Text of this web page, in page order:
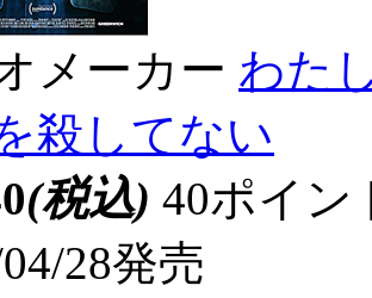
メーカー わた
殺してない
(税込) 40ポイ
28発売